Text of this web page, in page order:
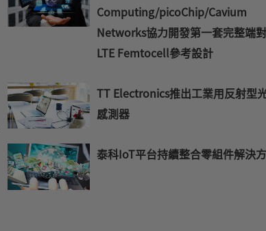
Computing/picoChip/Cavium
Networks協力開發第一套完整端
LTE Femtocell參考設計
TT Electronics推出工業用反射型
感測器
泰科IoT平台持續整合零組件解決